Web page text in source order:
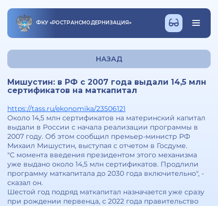
ФКУ «РОСТРАНСМОДЕРНИЗАЦИЯ»
НАЗАД
Мишустин: в РФ с 2007 года выдали 14,5 млн
сертификатов на маткапитал
https://tass.ru/ekonomika/23506121
Около 14,5 млн сертификатов на материнский капитал
выдали в России с начала реализации программы в
2007 году. Об этом сообщил премьер-министр РФ
Михаил Мишустин, выступая с отчетом в Госдуме.
"С момента введения президентом этого механизма
уже выдано около 14,5 млн сертификатов. Продлили
программу маткапитала до 2030 года включительно", -
сказал он.
Шестой год подряд маткапитал назначается уже сразу
при рождении первенца, с 2022 года правительство